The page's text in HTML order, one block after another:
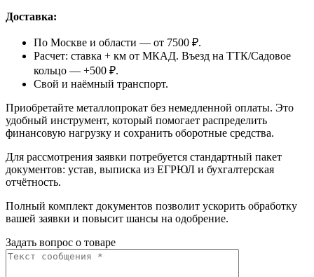
Доставка:
По Москве и области — от 7500 ₽.
Расчет: ставка + км от МКАД. Въезд на ТТК/Садовое
кольцо — +500 ₽.
Свой и наёмный транспорт.
Приобретайте металлопрокат без немедленной оплаты. Это
удобный инструмент, который помогает распределить
финансовую нагрузку и сохранить оборотные средства.
Для рассмотрения заявки потребуется стандартный пакет
документов: устав, выписка из ЕГРЮЛ и бухгалтерская
отчётность.
Полный комплект документов позволит ускорить обработку
вашей заявки и повысит шансы на одобрение.
Задать вопрос о товаре